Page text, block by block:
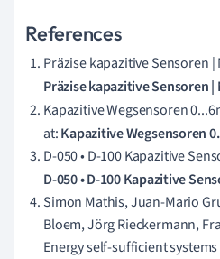
References
Präzise kapazitive Sensoren
Präzise kapazitive Sensoren
Kapazitive Wegsensoren
at:Kapazitive Wegsensoren
D-050 • D-100 Kapazitive
D-050 • D-100 Kapazitive
Simon Mathis, Juan-Mario
Bloem, Jörg Rieckermann,
Energy self-sufficient